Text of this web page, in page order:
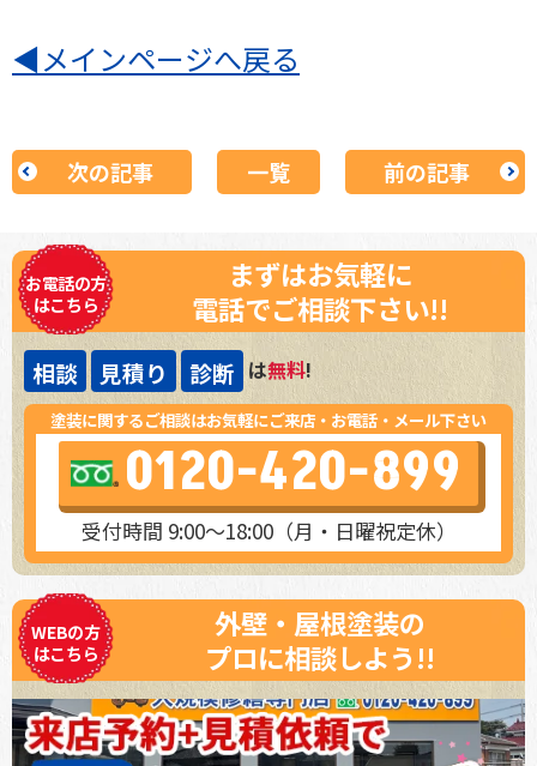
◀メインページへ戻る
次の記事 一覧 前の記事
お電話の方
はこちら
まずはお気軽に
電話でご相談下さい!!
相談 見積り 診断 は無料!
塗装に関するご相談はお気軽にご来店・お電話・メール下さい
0120-420-899
受付時間 9:00～18:00（月・日曜祝定休）
WEBの方
はこちら
外壁・屋根塗装の
プロに相談しよう!!